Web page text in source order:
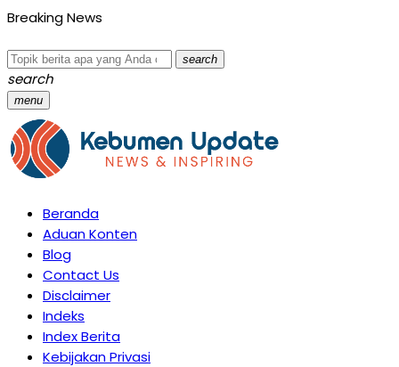
Breaking News
search
search
menu
Beranda
Aduan Konten
Blog
Contact Us
Disclaimer
Indeks
Index Berita
Kebijakan Privasi